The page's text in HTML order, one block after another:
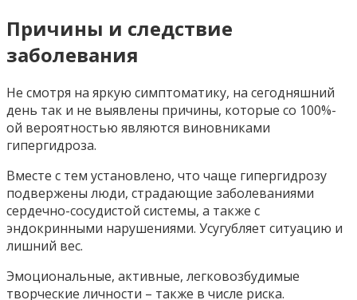
Причины и следствие
заболевания
Не смотря на яркую симптоматику, на сегодняшний
день так и не выявлены причины, которые со 100%-
ой вероятностью являются виновниками
гипергидроза.
Вместе с тем установлено, что чаще гипергидрозу
подвержены люди, страдающие заболеваниями
сердечно-сосудистой системы, а также с
эндокринными нарушениями. Усугубляет ситуацию и
лишний вес.
Эмоциональные, активные, легковозбудимые
творческие личности – также в числе риска.